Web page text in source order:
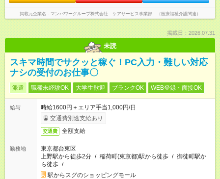
掲載元企業名 マンパワーグループ株式会社 ケアサービス事業部 （医療福祉介護関連）
掲載日：2026.07.31
未読
スキマ時間でサクッと稼ぐ！PC入力・難しい対応
ナシの受付のお仕事〇
派遣 職種未経験OK 大学生歓迎 ブランクOK WEB登録・面接OK
給与
時給1600円＋エリア手当1,000円/日
交通費別途支給あり
交通費 全額支給
勤務地
東京都台東区
上野駅から徒歩2分 / 稲荷町(東京都)駅から徒歩 / 御徒町駅か
ら徒歩 / …
駅からスグのショッピングモール